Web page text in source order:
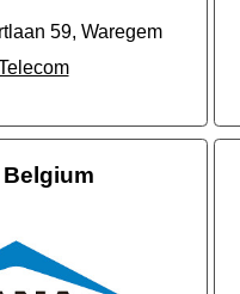
59, Waregem
Belgium